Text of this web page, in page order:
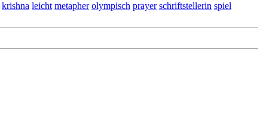
krishna leicht metapher olympisch prayer schriftstellerin spiel